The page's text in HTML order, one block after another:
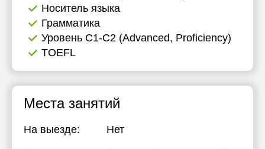
Носитель языка
Грамматика
Уровень C1-C2 (Advanced, Proficiency)
TOEFL
Места занятий
На выезде: Нет